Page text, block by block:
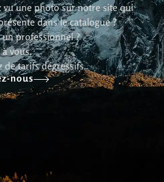
vu une photo sur notre site qui
dans le catalogue ?
un professionnel ?
vous.
de tarifs dégressifs.
nous